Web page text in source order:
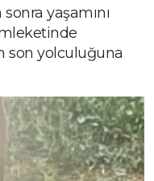
yaşamını
son yolculuğuna